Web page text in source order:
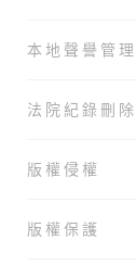
本地聲譽管理
法院紀錄刪除
版權侵權
版權保護